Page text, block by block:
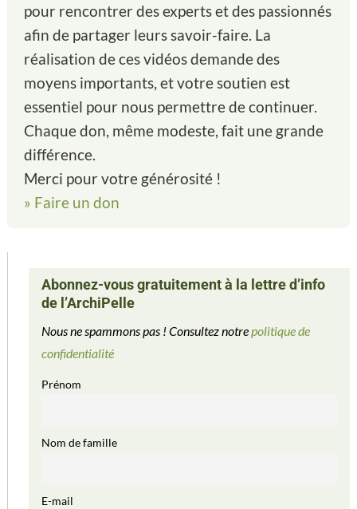
pour rencontrer des experts et des passionnés
afin de partager leurs savoir-faire. La
réalisation de ces vidéos demande des
moyens importants, et votre soutien est
essentiel pour nous permettre de continuer.
Chaque don, même modeste, fait une grande
différence.
Merci pour votre générosité !
» Faire un don
Abonnez-vous gratuitement à la lettre d’info
de l’ArchiPelle
Nous ne spammons pas ! Consultez notrepolitique de
confidentialité
Prénom
Nom de famille
E-mail